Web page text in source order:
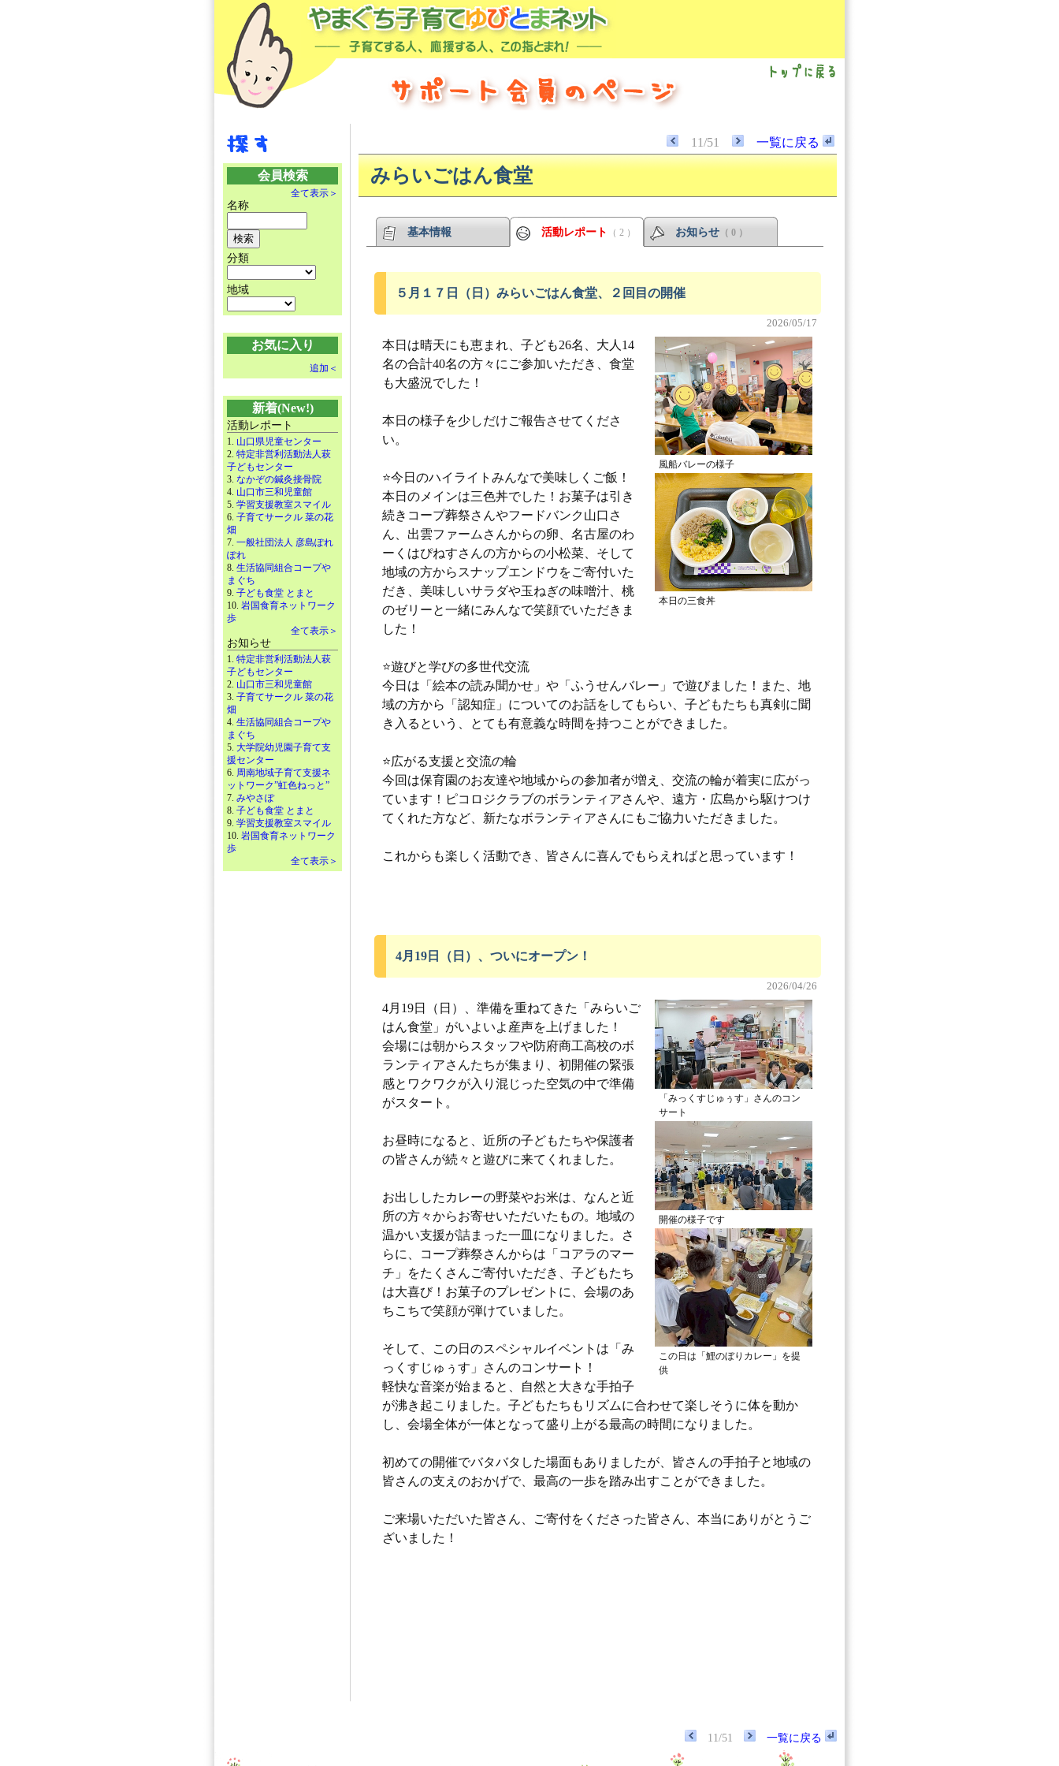
会員検索
全て表示＞
名称
分類
地域
お気に入り
追加＜
新着(New!)
活動レポート
1. 山口県児童センター
2. 特定非営利活動法人萩
子どもセンター
3. なかぞの鍼灸接骨院
4. 山口市三和児童館
5. 学習支援教室スマイル
6. 子育てサークル 菜の花
畑
7. 一般社団法人 彦島ぽれ
ぽれ
8. 生活協同組合コープや
まぐち
9. 子ども食堂 とまと
10. 岩国食育ネットワーク
歩
全て表示＞
お知らせ
1. 特定非営利活動法人萩
子どもセンター
2. 山口市三和児童館
3. 子育てサークル 菜の花
畑
4. 生活協同組合コープや
まぐち
5. 大学院幼児園子育て支
援センター
6. 周南地域子育て支援ネ
ットワーク”虹色ねっと”
7. みやさぽ
8. 子ども食堂 とまと
9. 学習支援教室スマイル
10. 岩国食育ネットワーク
歩
全て表示＞
11/51 一覧に戻る
みらいごはん食堂
基本情報 活動レポート （ 2 ） お知らせ （ 0 ）
５月１７日（日）みらいごはん食堂、２回目の開催
2026/05/17
風船バレーの様子
本日の三食丼
本日は晴天にも恵まれ、子ども26名、大人14
名の合計40名の方々にご参加いただき、食堂
も大盛況でした！
本日の様子を少しだけご報告させてくださ
い。
⭐️今日のハイライトみんなで美味しくご飯！
本日のメインは三色丼でした！お菓子は引き
続きコープ葬祭さんやフードバンク山口さ
ん、出雲ファームさんからの卵、名古屋のわ
ーくはぴねすさんの方からの小松菜、そして
地域の方からスナップエンドウをご寄付いた
だき、美味しいサラダや玉ねぎの味噌汁、桃
のゼリーと一緒にみんなで笑顔でいただきま
した！
⭐️遊びと学びの多世代交流
今日は「絵本の読み聞かせ」や「ふうせんバレー」で遊びました！また、地
域の方から「認知症」についてのお話をしてもらい、子どもたちも真剣に聞
き入るという、とても有意義な時間を持つことができました。
⭐️広がる支援と交流の輪
今回は保育園のお友達や地域からの参加者が増え、交流の輪が着実に広がっ
ています！ピコロジクラブのボランティアさんや、遠方・広島から駆けつけ
てくれた方など、新たなボランティアさんにもご協力いただきました。
これからも楽しく活動でき、皆さんに喜んでもらえればと思っています！
4月19日（日）、ついにオープン！
2026/04/26
「みっくすじゅぅす」さんのコン
サート
開催の様子です
この日は「鯉のぼりカレー」を提
供
4月19日（日）、準備を重ねてきた「みらいご
はん食堂」がいよいよ産声を上げました！
会場には朝からスタッフや防府商工高校のボ
ランティアさんたちが集まり、初開催の緊張
感とワクワクが入り混じった空気の中で準備
がスタート。
お昼時になると、近所の子どもたちや保護者
の皆さんが続々と遊びに来てくれました。
お出ししたカレーの野菜やお米は、なんと近
所の方々からお寄せいただいたもの。地域の
温かい支援が詰まった一皿になりました。さ
らに、コープ葬祭さんからは「コアラのマー
チ」をたくさんご寄付いただき、子どもたち
は大喜び！お菓子のプレゼントに、会場のあ
ちこちで笑顔が弾けていました。
そして、この日のスペシャルイベントは「み
っくすじゅぅす」さんのコンサート！
軽快な音楽が始まると、自然と大きな手拍子
が沸き起こりました。子どもたちもリズムに合わせて楽しそうに体を動か
し、会場全体が一体となって盛り上がる最高の時間になりました。
初めての開催でバタバタした場面もありましたが、皆さんの手拍子と地域の
皆さんの支えのおかげで、最高の一歩を踏み出すことができました。
ご来場いただいた皆さん、ご寄付をくださった皆さん、本当にありがとうご
ざいました！
11/51 一覧に戻る